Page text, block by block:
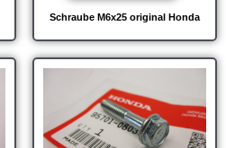
Schraube M6x25 original Honda